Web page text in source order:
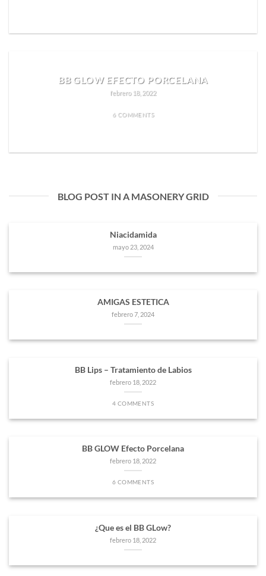
BB GLOW EFECTO PORCELANA
febrero 18, 2022
6 COMMENTS
BLOG POST IN A MASONERY GRID
Niacidamida
mayo 23, 2024
AMIGAS ESTETICA
febrero 7, 2024
BB Lips – Tratamiento de Labios
febrero 18, 2022
4 COMMENTS
BB GLOW Efecto Porcelana
febrero 18, 2022
6 COMMENTS
¿Que es el BB GLow?
febrero 18, 2022